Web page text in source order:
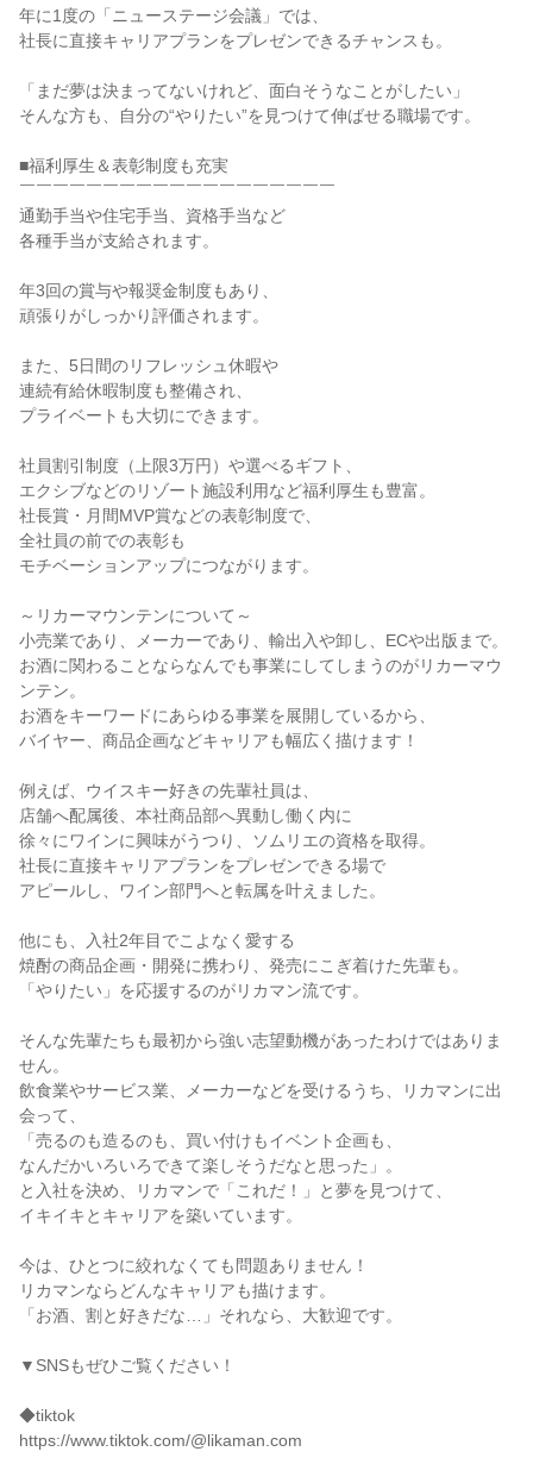
年に1度の「ニューステージ会議」では、
社長に直接キャリアプランをプレゼンできるチャンスも。
「まだ夢は決まってないけれど、面白そうなことがしたい」
そんな方も、自分の“やりたい”を見つけて伸ばせる職場です。
■福利厚生＆表彰制度も充実
￣￣￣￣￣￣￣￣￣￣￣￣￣￣￣￣￣￣￣
通勤手当や住宅手当、資格手当など
各種手当が支給されます。
年3回の賞与や報奨金制度もあり、
頑張りがしっかり評価されます。
また、5日間のリフレッシュ休暇や
連続有給休暇制度も整備され、
プライベートも大切にできます。
社員割引制度（上限3万円）や選べるギフト、
エクシブなどのリゾート施設利用など福利厚生も豊富。
社長賞・月間MVP賞などの表彰制度で、
全社員の前での表彰も
モチベーションアップにつながります。
～リカーマウンテンについて～
小売業であり、メーカーであり、輸出入や卸し、ECや出版まで。
お酒に関わることならなんでも事業にしてしまうのがリカーマウ
ンテン。
お酒をキーワードにあらゆる事業を展開しているから、
バイヤー、商品企画などキャリアも幅広く描けます！
例えば、ウイスキー好きの先輩社員は、
店舗へ配属後、本社商品部へ異動し働く内に
徐々にワインに興味がうつり、ソムリエの資格を取得。
社長に直接キャリアプランをプレゼンできる場で
アピールし、ワイン部門へと転属を叶えました。
他にも、入社2年目でこよなく愛する
焼酎の商品企画・開発に携わり、発売にこぎ着けた先輩も。
「やりたい」を応援するのがリカマン流です。
そんな先輩たちも最初から強い志望動機があったわけではありま
せん。
飲食業やサービス業、メーカーなどを受けるうち、リカマンに出
会って、
「売るのも造るのも、買い付けもイベント企画も、
なんだかいろいろできて楽しそうだなと思った」。
と入社を決め、リカマンで「これだ！」と夢を見つけて、
イキイキとキャリアを築いています。
今は、ひとつに絞れなくても問題ありません！
リカマンならどんなキャリアも描けます。
「お酒、割と好きだな…」それなら、大歓迎です。
▼SNSもぜひご覧ください！
◆tiktok
https://www.tiktok.com/@likaman.com